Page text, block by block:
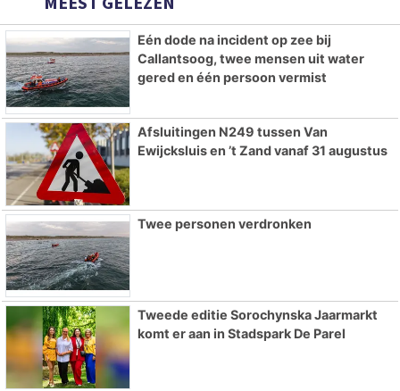
Eén dode na incident op zee bij
Callantsoog, twee mensen uit water
gered en één persoon vermist
Afsluitingen N249 tussen Van
Ewijcksluis en ’t Zand vanaf 31 augustus
Twee personen verdronken
Tweede editie Sorochynska Jaarmarkt
komt er aan in Stadspark De Parel